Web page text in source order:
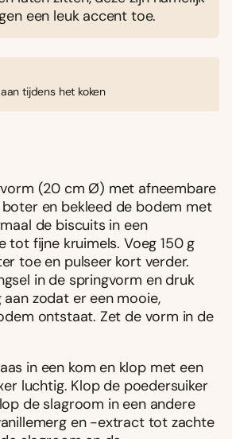
een leuk accent toe.
tijdens het koken
(20 cm Ø) met afneembare
en bekleed de bodem met
de biscuits in een
tot fijne kruimels. Voeg 150 g
toe en pulseer kort verder.
in de springvorm en druk
zodat er een mooie,
ontstaat. Zet de vorm in de
in een kom en klop met een
luchtig. Klop de poedersuiker
de slagroom in een andere
en -extract tot zachte